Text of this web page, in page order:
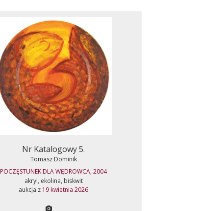
Nr Katalogowy 5.
Tomasz Dominik
POCZĘSTUNEK DLA WĘDROWCA, 2004
akryl, ekolina, biskwit
aukcja z 19 kwietnia 2026